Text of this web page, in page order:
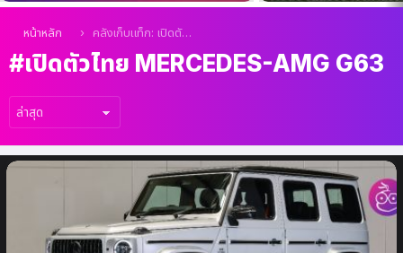
คุณอยู่ที่นี่:
หน้าหลัก คลังเก็บแท็ก: เปิดตัวไทย Mercedes-AMG G63
เปิดตัวไทย MERCEDES-AMG G63
เรื่อง